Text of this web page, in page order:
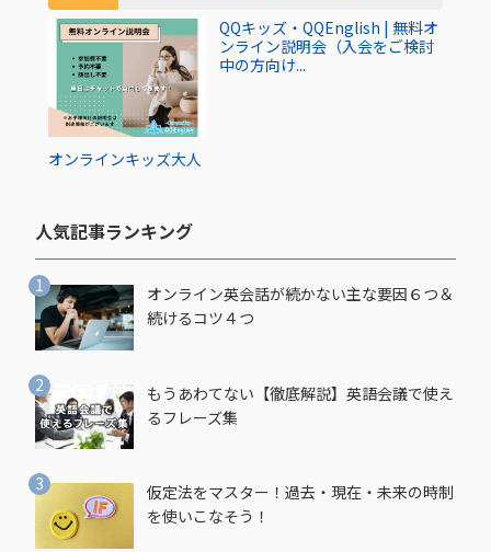
オンラインキッズ大人
QQキッズ・QQEnglish | 無料オ
ンライン説明会（入会をご検討
中の方向け...
人気記事ランキング​
オンライン英会話が続かない主な要因６つ＆
続けるコツ４つ
もうあわてない【徹底解説】英語会議で使え
るフレーズ集
仮定法をマスター！過去・現在・未来の時制
を使いこなそう！